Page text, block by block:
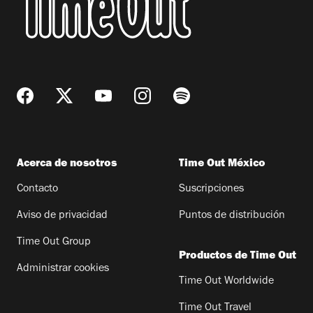
Acerca de nosotros
Contacto
Aviso de privacidad
Time Out Group
Administrar cookies
Time Out México
Suscripciones
Puntos de distribución
Productos de Time Out
Time Out Worldwide
Time Out Travel